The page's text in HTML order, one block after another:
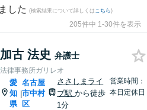
した (検索結果について詳しくは こちら)
205件中 1-30件を表示
加古 法史 弁護士
法律事務所ガリレオ
愛
知
県
|
名古屋
市中村
区
ささしまライ
ブ駅から徒歩
1分
営業時間：
本日定休日